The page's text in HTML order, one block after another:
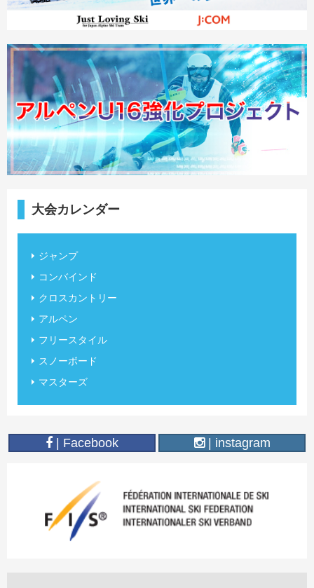
大会カレンダー
ジャンプ
コンバインド
クロスカントリー
アルペン
フリースタイル
スノーボード
マスターズ
| Facebook | instagram